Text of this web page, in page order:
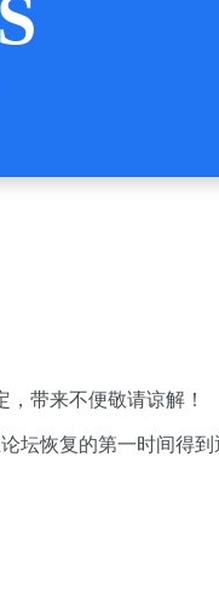
带来不便敬请谅解！
坛恢复的第一时间得到